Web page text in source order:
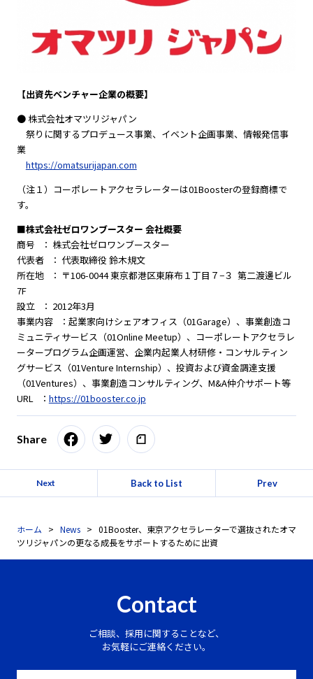
【出資先ベンチャー企業の概要】
● 株式会社オマツリジャパン
祭りに関するプロデュース事業、イベント企画事業、情報発信事
業
https://omatsurijapan.com
（注１）コーポレートアクセラレーターは01Boosterの登録商標で
す。
■株式会社ゼロワンブースター 会社概要
商号 ： 株式会社ゼロワンブースター
代表者 ： 代表取締役 鈴木規文
所在地 ： 〒106-0044 東京都港区東麻布１丁目７−３ 第二渡邊ビル
7F
設立 ： 2012年3月
事業内容 ：起業家向けシェアオフィス（01Garage）、事業創造コ
ミュニティサービス（01Online Meetup）、コーポレートアクセラレ
ータープログラム企画運営、企業内起業人材研修・コンサルティン
グサービス（01Venture Internship）、投資および資金調達支援
（01Ventures）、事業創造コンサルティング、M&A仲介サポート等
URL ： https://01booster.co.jp
Share
Next Back to List Prev
ホーム News
01Booster、東京アクセラレーターで選抜されたオマ
ツリジャパンの更なる成長をサポートするために出資
Contact
ご相談、採用に関することなど、
お気軽にご連絡ください。